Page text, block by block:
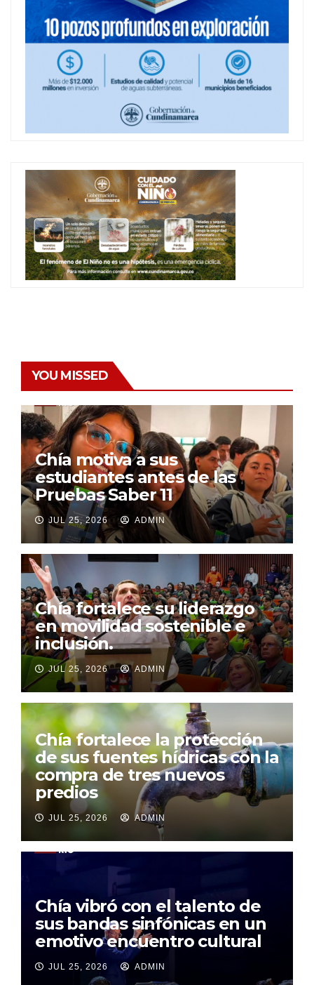
YOU MISSED
Chía motiva a sus
estudiantes antes de las
Pruebas Saber 11
JUL 25, 2026 ADMIN
Chía fortalece su liderazgo
en movilidad sostenible e
inclusión.
JUL 25, 2026 ADMIN
Chía fortalece la protección
de sus fuentes hídricas con la
compra de tres nuevos
predios
JUL 25, 2026 ADMIN
Chía vibró con el talento de
sus bandas sinfónicas en un
emotivo encuentro cultural
JUL 25, 2026 ADMIN